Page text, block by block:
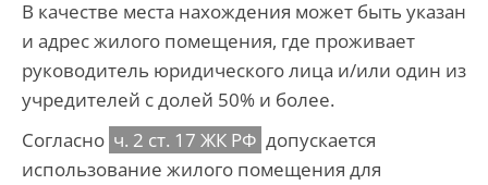
В качестве места нахождения может быть указан
и адрес жилого помещения, где проживает
руководитель юридического лица и/или один из
учредителей с долей 50% и более.
Согласно ч. 2 ст. 17 ЖК РФ допускается
использование жилого помещения для